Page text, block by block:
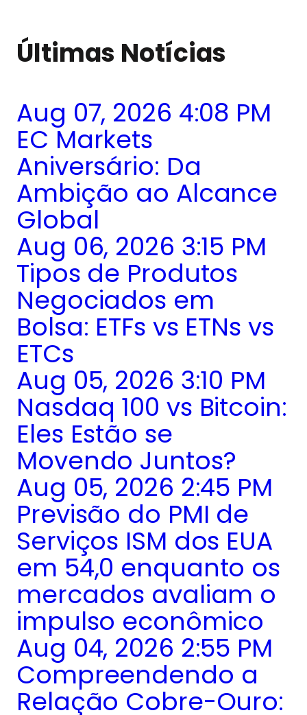
Últimas Notícias
Aug 07, 2026 4:08 PM
EC Markets
Aniversário: Da
Ambição ao Alcance
Global
Aug 06, 2026 3:15 PM
Tipos de Produtos
Negociados em
Bolsa: ETFs vs ETNs vs
ETCs
Aug 05, 2026 3:10 PM
Nasdaq 100 vs Bitcoin:
Eles Estão se
Movendo Juntos?
Aug 05, 2026 2:45 PM
Previsão do PMI de
Serviços ISM dos EUA
em 54,0 enquanto os
mercados avaliam o
impulso econômico
Aug 04, 2026 2:55 PM
Compreendendo a
Relação Cobre-Ouro: